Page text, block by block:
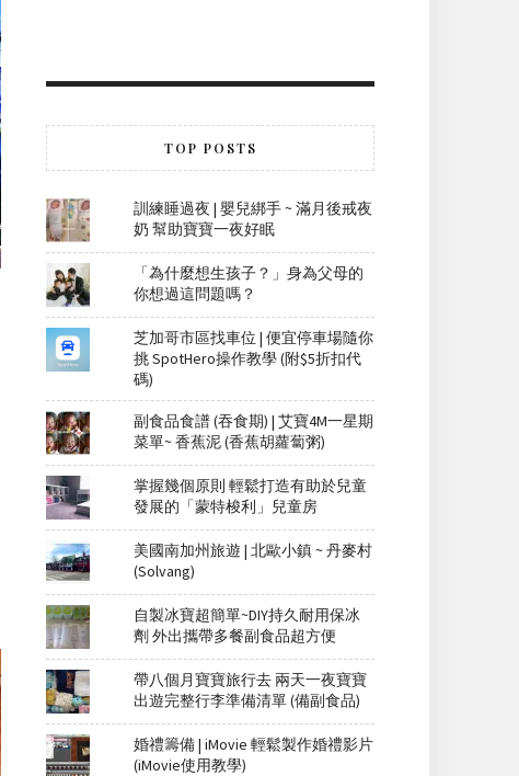
TOP POSTS
訓練睡過夜 | 嬰兒綁手 ~ 滿月後戒夜
奶 幫助寶寶一夜好眠
「為什麼想生孩子？」身為父母的
你想過這問題嗎？
芝加哥市區找車位 | 便宜停車場隨你
挑 SpotHero操作教學 (附$5折扣代
碼)
副食品食譜 (吞食期) | 艾寶4M一星期
菜單~ 香蕉泥 (香蕉胡蘿蔔粥)
掌握幾個原則 輕鬆打造有助於兒童
發展的「蒙特梭利」兒童房
美國南加州旅遊 | 北歐小鎮 ~ 丹麥村
(Solvang)
自製冰寶超簡單~DIY持久耐用保冰
劑 外出攜帶多餐副食品超方便
帶八個月寶寶旅行去 兩天一夜寶寶
出遊完整行李準備清單 (備副食品)
婚禮籌備 | iMovie 輕鬆製作婚禮影片
(iMovie使用教學)